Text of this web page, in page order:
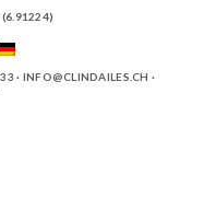
(6.91224)
· INFO@CLINDAILES.CH ·